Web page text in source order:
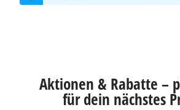
Aktionen & Rabatte –
für dein nächstes